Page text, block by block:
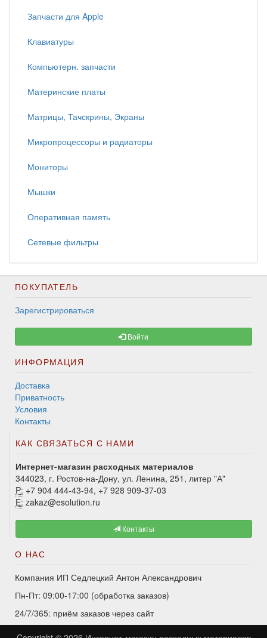
Запчасти для Apple
Клавиатуры
Компьютерн. запчасти
Материнские платы
Матрицы, Тачскрины, Экраны
Микропроцессоры и радиаторы
Мониторы
Мышки
Оперативная память
Сетевые фильтры
ПОКУПАТЕЛЬ
Зарегистрироваться
Войти
ИНФОРМАЦИЯ
Доставка
Приватность
Условия
Контакты
КАК СВЯЗАТЬСЯ С НАМИ
Интернет-магазин расходных материалов
344023, г. Ростов-на-Дону, ул. Ленина, 251, литер "А"
P: +7 904 444-43-94, +7 928 909-37-03
E: zakaz@esolution.ru
Контакты
О НАС
Компания ИП Седлецкий Антон Александрович
Пн-Пт: 09:00-17:00 (обработка заказов)
24/7/365: приём заказов через сайт